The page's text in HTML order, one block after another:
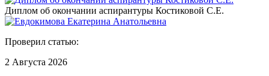
Диплом об окончании аспирантуры Костиковой С.Е.
Проверил статью:
2 Августа 2026